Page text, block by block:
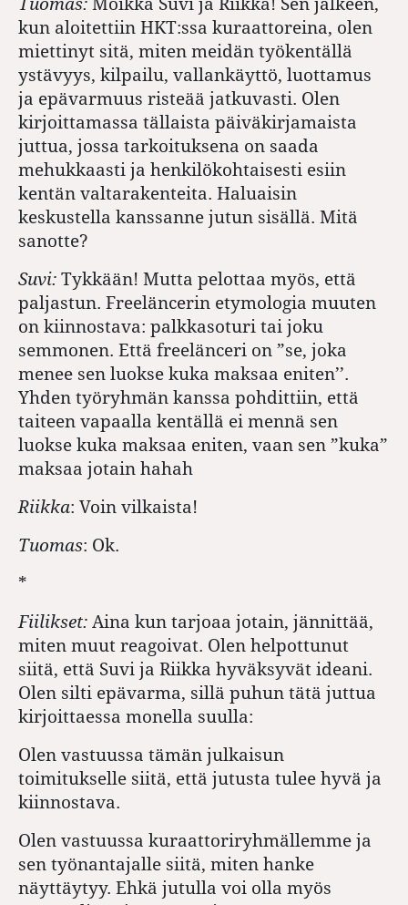
kun aloitettiin HKT:ssa kuraattoreina, olen
miettinyt sitä, miten meidän työkentällä
ystävyys, kilpailu, vallankäyttö, luottamus
ja epävarmuus risteää jatkuvasti. Olen
kirjoittamassa tällaista päiväkirjamaista
juttua, jossa tarkoituksena on saada
mehukkaasti ja henkilökohtaisesti esiin
kentän valtarakenteita. Haluaisin
keskustella kanssanne jutun sisällä. Mitä
sanotte?
Suvi: Tykkään! Mutta pelottaa myös, että
paljastun. Freeläncerin etymologia muuten
on kiinnostava: palkkasoturi tai joku
semmonen. Että freelänceri on ”se, joka
menee sen luokse kuka maksaa eniten’’.
Yhden työryhmän kanssa pohdittiin, että
taiteen vapaalla kentällä ei mennä sen
luokse kuka maksaa eniten, vaan sen ”kuka”
maksaa jotain hahah
Riikka: Voin vilkaista!
Tuomas: Ok.
*
Fiilikset: Aina kun tarjoaa jotain, jännittää,
miten muut reagoivat. Olen helpottunut
siitä, että Suvi ja Riikka hyväksyvät ideani.
Olen silti epävarma, sillä puhun tätä juttua
kirjoittaessa monella suulla:
Olen vastuussa tämän julkaisun
toimitukselle siitä, että jutusta tulee hyvä ja
kiinnostava.
Olen vastuussa kuraattoriryhmällemme ja
sen työnantajalle siitä, miten hanke
näyttäytyy. Ehkä jutulla voi olla myös